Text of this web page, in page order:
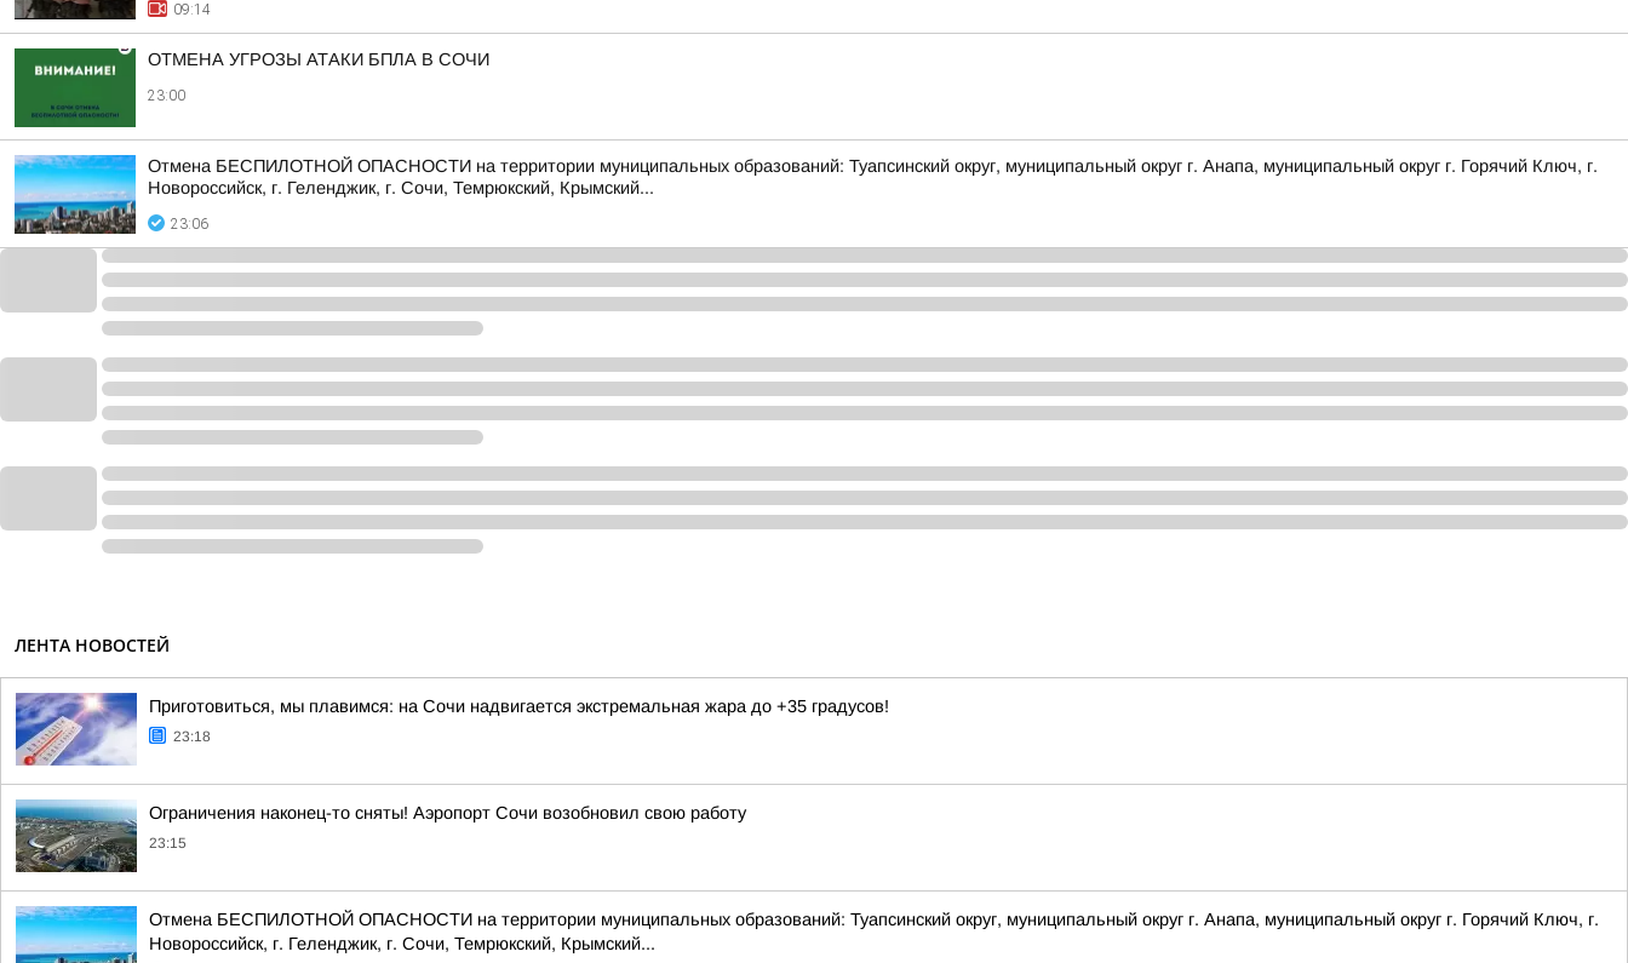
09:14
ОТМЕНА УГРОЗЫ АТАКИ БПЛА В СОЧИ
23:00
Отмена БЕСПИЛОТНОЙ ОПАСНОСТИ на территории муниципальных образований: Туапсинский округ, муниципальный округ г. Анапа, муниципальный округ г. Горячий Ключ, г.
Новороссийск, г. Геленджик, г. Сочи, Темрюкский, Крымский...
23:06
ЛЕНТА НОВОСТЕЙ
Приготовиться, мы плавимся: на Сочи надвигается экстремальная жара до +35 градусов!
23:18
Ограничения наконец-то сняты! Аэропорт Сочи возобновил свою работу
23:15
Отмена БЕСПИЛОТНОЙ ОПАСНОСТИ на территории муниципальных образований: Туапсинский округ, муниципальный округ г. Анапа, муниципальный округ г. Горячий Ключ, г.
Новороссийск, г. Геленджик, г. Сочи, Темрюкский, Крымский...